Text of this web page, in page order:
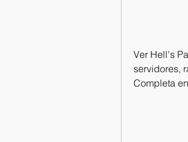
Ver Hell's
servidores,
Completa en